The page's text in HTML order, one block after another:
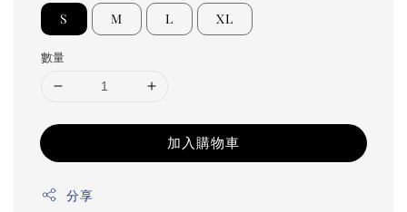
S M L XL
數量
加入購物車
分享